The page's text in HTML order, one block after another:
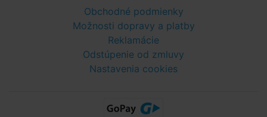
Obchodné podmienky
Možnosti dopravy a platby
Reklamácie
Odstúpenie od zmluvy
Nastavenia cookies